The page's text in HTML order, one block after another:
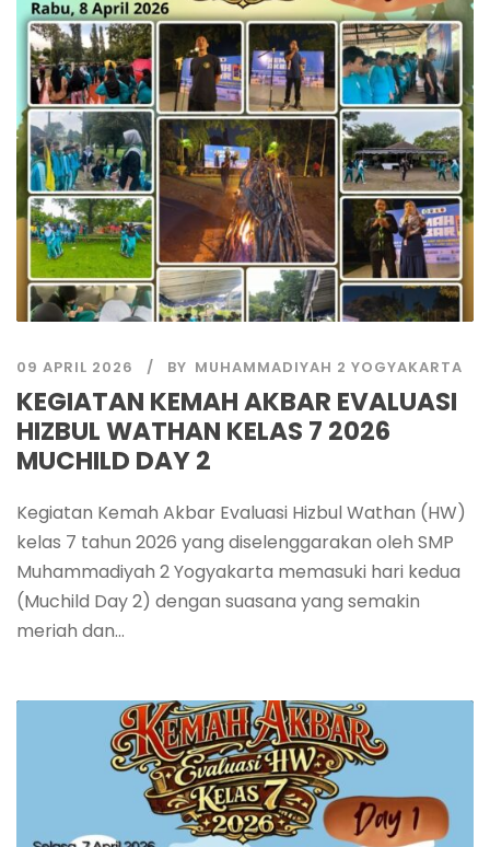
09 APRIL 2026 BY MUHAMMADIYAH 2 YOGYAKARTA
KEGIATAN KEMAH AKBAR EVALUASI
HIZBUL WATHAN KELAS 7 2026
MUCHILD DAY 2
Kegiatan Kemah Akbar Evaluasi Hizbul Wathan (HW)
kelas 7 tahun 2026 yang diselenggarakan oleh SMP
Muhammadiyah 2 Yogyakarta memasuki hari kedua
(Muchild Day 2) dengan suasana yang semakin
meriah dan...